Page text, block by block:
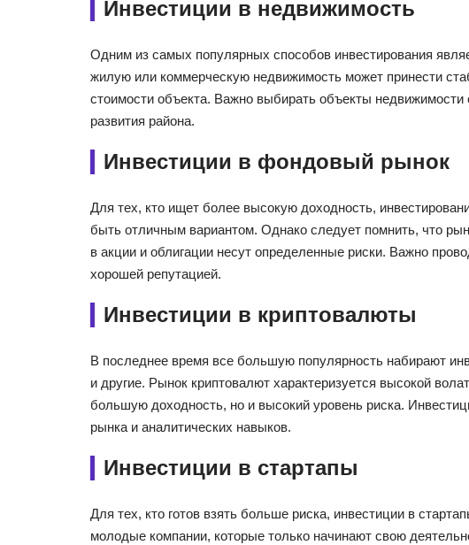
Инвестиции в недвижимость
Одним из самых популярных способов инвестирования
жилую или коммерческую недвижимость может принести
стоимости объекта. Важно выбирать объекты недвижимости
развития района.
Инвестиции в фондовый рынок
Для тех, кто ищет более высокую доходность,
быть отличным вариантом. Однако следует помнить, что
в акции и облигации несут определенные риски. Важно
хорошей репутацией.
Инвестиции в криптовалюты
В последнее время все большую популярность набирают
и другие. Рынок криптовалют характеризуется высокой
большую доходность, но и высокий уровень риска.
рынка и аналитических навыков.
Инвестиции в стартапы
Для тех, кто готов взять больше риска, инвестиции в
молодые компании, которые только начинают свою